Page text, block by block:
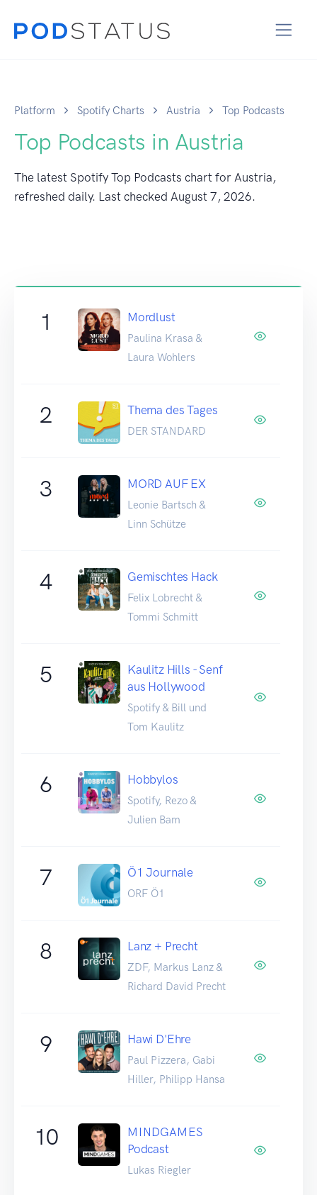
Platform Spotify Charts Austria Top Podcasts
Top Podcasts in Austria
The latest Spotify Top Podcasts chart for Austria,
refreshed daily. Last checked August 7, 2026.
1 Mordlust
Paulina Krasa &
Laura Wohlers
2 Thema des Tages
DER STANDARD
3 MORD AUF EX
Leonie Bartsch &
Linn Schütze
4 Gemischtes Hack
Felix Lobrecht &
Tommi Schmitt
5
Kaulitz Hills - Senf
aus Hollywood
Spotify & Bill und
Tom Kaulitz
6 Hobbylos
Spotify, Rezo &
Julien Bam
7 Ö1 Journale
ORF Ö1
8 Lanz + Precht
ZDF, Markus Lanz &
Richard David Precht
9 Hawi D'Ehre
Paul Pizzera, Gabi
Hiller, Philipp Hansa
10
MINDGAMES
Podcast
Lukas Riegler